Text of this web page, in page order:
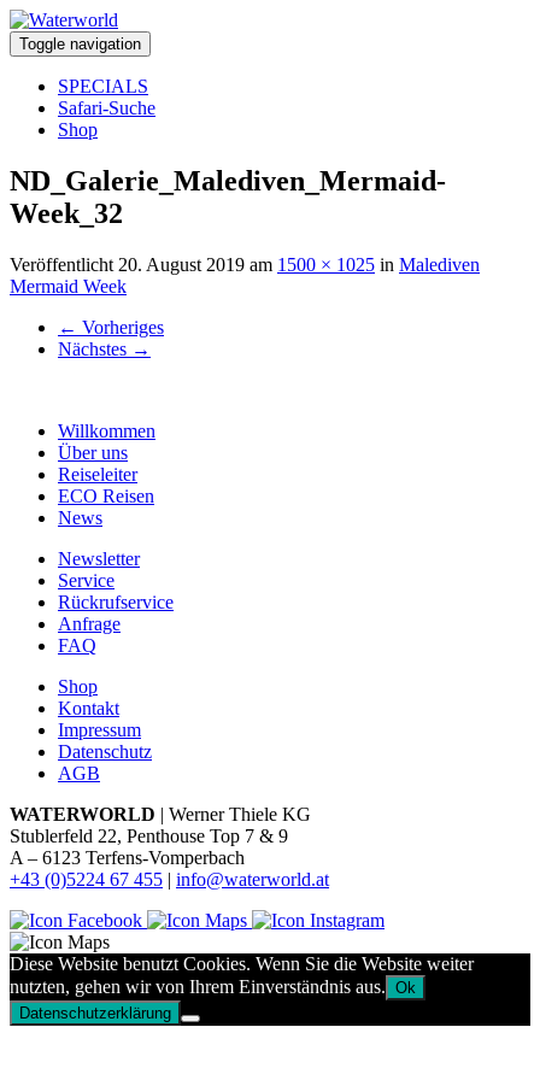
Toggle navigation
SPECIALS
Safari-Suche
Shop
ND_Galerie_Malediven_Mermaid-
Week_32
Veröffentlicht 20. August 2019 am 1500 × 1025 in Malediven
Mermaid Week
← Vorheriges
Nächstes →
Willkommen
Über uns
Reiseleiter
ECO Reisen
News
Newsletter
Service
Rückrufservice
Anfrage
FAQ
Shop
Kontakt
Impressum
Datenschutz
AGB
WATERWORLD | Werner Thiele KG
Stublerfeld 22, Penthouse Top 7 & 9
A – 6123 Terfens-Vomperbach
+43 (0)5224 67 455 | info@waterworld.at
Diese Website benutzt Cookies. Wenn Sie die Website weiter
nutzten, gehen wir von Ihrem Einverständnis aus. Ok
Datenschutzerklärung